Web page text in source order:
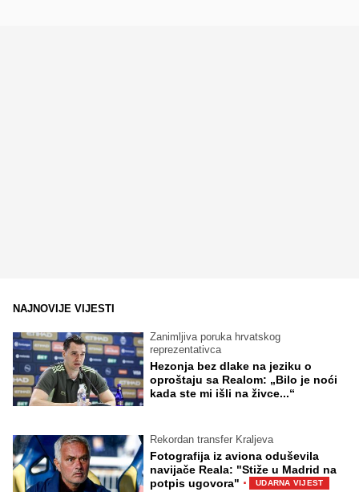
NAJNOVIJE VIJESTI
Zanimljiva poruka hrvatskog
reprezentativca
Hezonja bez dlake na jeziku o
oproštaju sa Realom: „Bilo je noći
kada ste mi išli na živce...“
Rekordan transfer Kraljeva
Fotografija iz aviona oduševila
navijače Reala: "Stiže u Madrid na
potpis ugovora" · UDARNA VIJEST